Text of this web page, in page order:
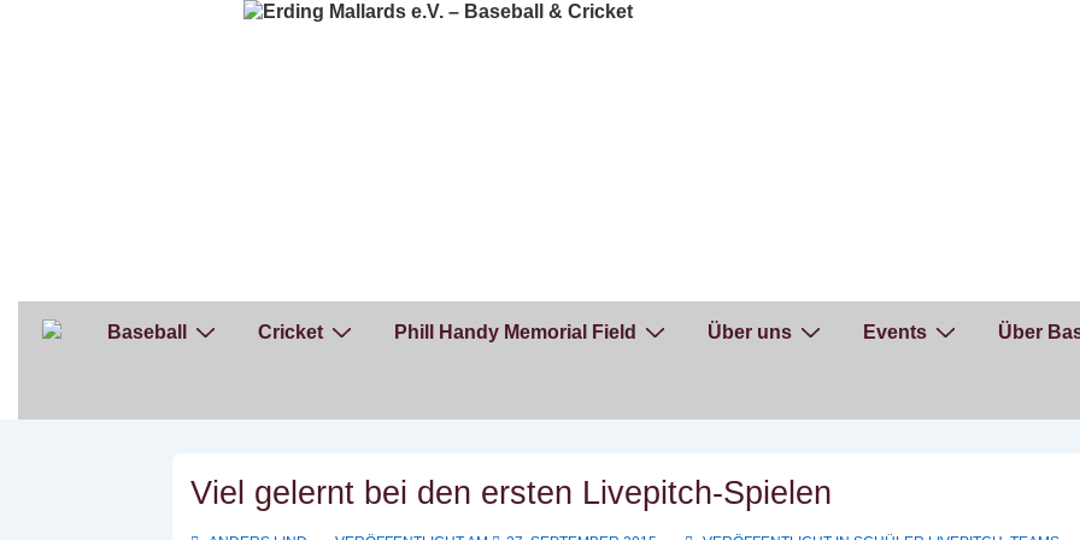
Baseball
Cricket Phill Handy Memorial Field Über uns Events Über
Viel gelernt bei den ersten Livepitch-Spielen